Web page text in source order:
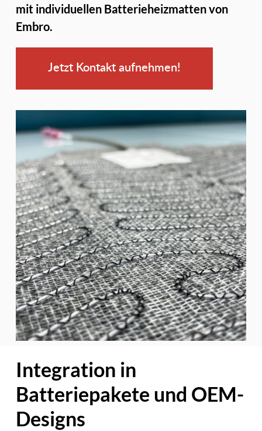
mit individuellen Batterieheizmatten von
Embro.
Jetzt Kontakt aufnehmen!
Integration in
Batteriepakete und OEM-
Designs